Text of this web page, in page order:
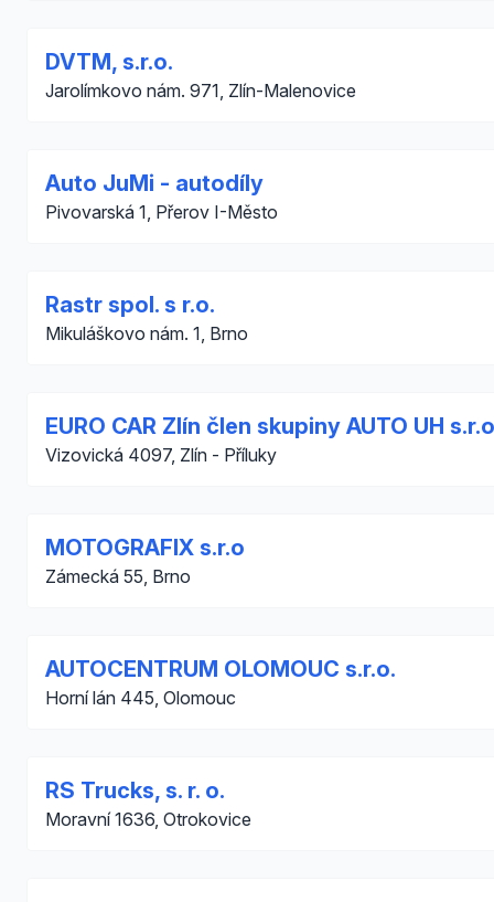
DVTM, s.r.o.
Jarolímkovo nám. 971, Zlín-Malenovice
Auto JuMi - autodíly
Pivovarská 1, Přerov I-Město
Rastr spol. s r.o.
Mikuláškovo nám. 1, Brno
EURO CAR Zlín člen skupiny AUTO UH
Vizovická 4097, Zlín - Příluky
MOTOGRAFIX s.r.o
Zámecká 55, Brno
AUTOCENTRUM OLOMOUC s.r.o.
Horní lán 445, Olomouc
RS Trucks, s. r. o.
Moravní 1636, Otrokovice